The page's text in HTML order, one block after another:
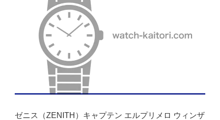
ゼニス（ZENITH）キャプテン エルプリメロ ウィンザ